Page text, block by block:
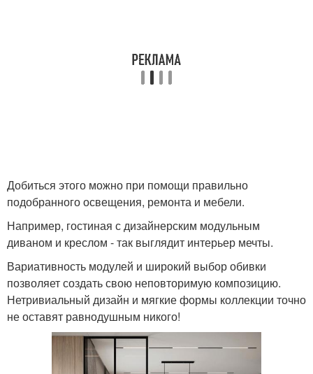
Добиться этого можно при помощи правильно
подобранного освещения, ремонта и мебели.
Например, гостиная с дизайнерским модульным
диваном и креслом - так выглядит интерьер мечты.
Вариативность модулей и широкий выбор обивки
позволяет создать свою неповторимую композицию.
Нетривиальный дизайн и мягкие формы коллекции точно
не оставят равнодушным никого!